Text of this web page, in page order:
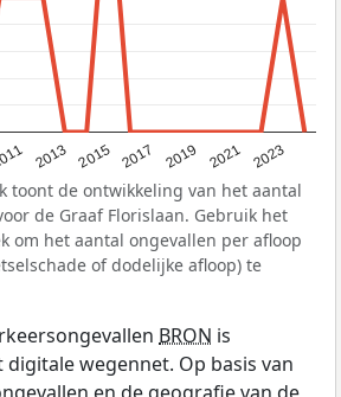
2013 2015 2017 2019 2021 2023
toont de ontwikkeling van het aantal
de Graaf Florislaan. Gebruik het
om het aantal ongevallen per afloop
of dodelijke afloop) te
BRON is
wegennet. Op basis van